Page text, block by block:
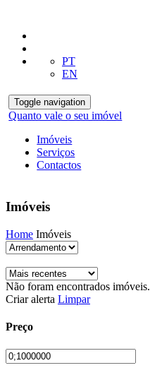
PT
EN
Toggle navigation
Quanto vale o seu imóvel
Imóveis
Serviços
Contactos
Imóveis
Home Imóveis
Não foram encontrados imóveis.
Criar alerta Limpar
Preço